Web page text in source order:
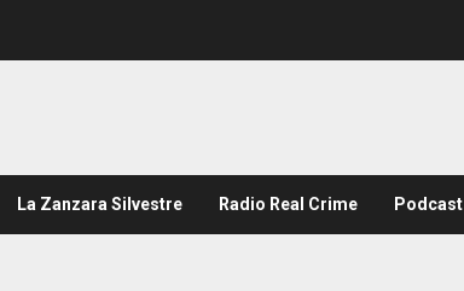
La Zanzara Silvestre Radio Real Crime Podcast